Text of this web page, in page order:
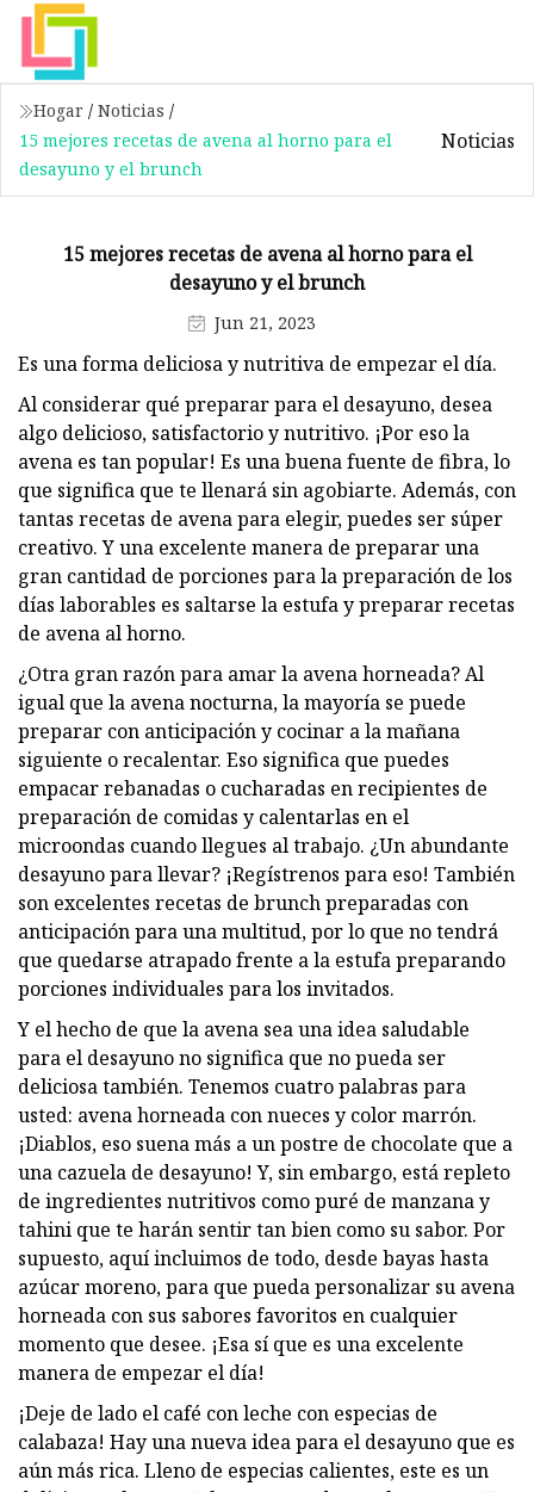
Hogar / Noticias /
15 mejores recetas de avena al horno para el
desayuno y el brunch
Noticias
15 mejores recetas de avena al horno para el
desayuno y el brunch
Jun 21, 2023
Es una forma deliciosa y nutritiva de empezar el día.
Al considerar qué preparar para el desayuno, desea
algo delicioso, satisfactorio y nutritivo. ¡Por eso la
avena es tan popular! Es una buena fuente de fibra, lo
que significa que te llenará sin agobiarte. Además, con
tantas recetas de avena para elegir, puedes ser súper
creativo. Y una excelente manera de preparar una
gran cantidad de porciones para la preparación de los
días laborables es saltarse la estufa y preparar recetas
de avena al horno.
¿Otra gran razón para amar la avena horneada? Al
igual que la avena nocturna, la mayoría se puede
preparar con anticipación y cocinar a la mañana
siguiente o recalentar. Eso significa que puedes
empacar rebanadas o cucharadas en recipientes de
preparación de comidas y calentarlas en el
microondas cuando llegues al trabajo. ¿Un abundante
desayuno para llevar? ¡Regístrenos para eso! También
son excelentes recetas de brunch preparadas con
anticipación para una multitud, por lo que no tendrá
que quedarse atrapado frente a la estufa preparando
porciones individuales para los invitados.
Y el hecho de que la avena sea una idea saludable
para el desayuno no significa que no pueda ser
deliciosa también. Tenemos cuatro palabras para
usted: avena horneada con nueces y color marrón.
¡Diablos, eso suena más a un postre de chocolate que a
una cazuela de desayuno! Y, sin embargo, está repleto
de ingredientes nutritivos como puré de manzana y
tahini que te harán sentir tan bien como su sabor. Por
supuesto, aquí incluimos de todo, desde bayas hasta
azúcar moreno, para que pueda personalizar su avena
horneada con sus sabores favoritos en cualquier
momento que desee. ¡Esa sí que es una excelente
manera de empezar el día!
¡Deje de lado el café con leche con especias de
calabaza! Hay una nueva idea para el desayuno que es
aún más rica. Lleno de especias calientes, este es un